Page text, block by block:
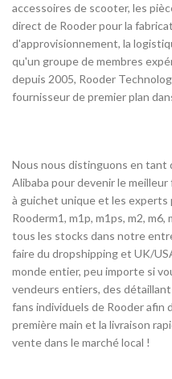
accessoires de scooter, les
direct de Rooder pour la
d'approvisionnement, la
qu'un groupe de membres
depuis 2005, Rooder
fournisseur de premier plan
Nous nous distinguons en tant
Alibaba pour devenir le
à guichet unique et les experts
Rooderm1, m1p, m1ps, m2,
tous les stocks dans notre
faire du dropshipping et UK/
monde entier, peu importe si
vendeurs entiers, des
fans individuels de Rooder afin
première main et la livraison
vente dans le marché local !